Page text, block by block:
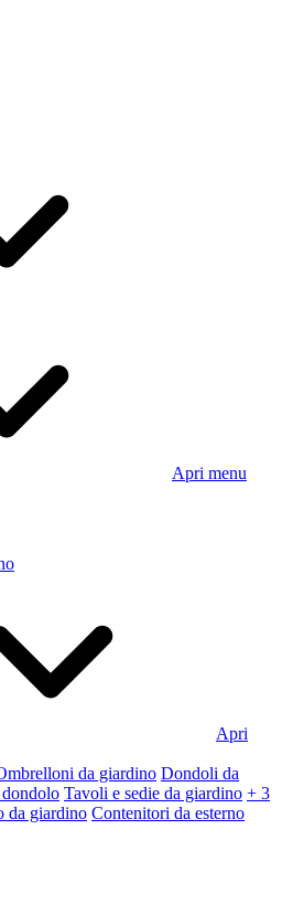
Apri menu
Apri
da giardino Dondoli da
dondolo Tavoli e sedie da giardino + 3
da giardino Contenitori da esterno